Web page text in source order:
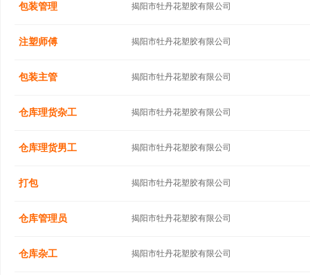
包装管理 揭阳市牡丹花塑胶有限公司
注塑师傅 揭阳市牡丹花塑胶有限公司
包装主管 揭阳市牡丹花塑胶有限公司
仓库理货杂工 揭阳市牡丹花塑胶有限公司
仓库理货男工 揭阳市牡丹花塑胶有限公司
打包 揭阳市牡丹花塑胶有限公司
仓库管理员 揭阳市牡丹花塑胶有限公司
仓库杂工 揭阳市牡丹花塑胶有限公司